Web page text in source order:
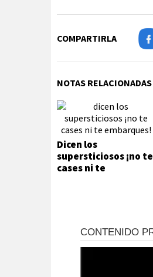
COMPARTIRLA
NOTAS RELACIONADAS
Dicen los
supersticiosos ¡no te
cases ni te